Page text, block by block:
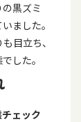
黒ズミ
ました。
目立ち、
した。
ェック